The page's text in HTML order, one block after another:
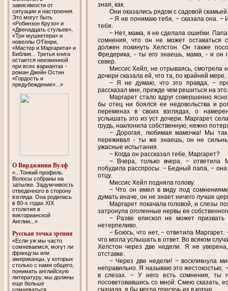
зависимости от
ситуации и настроения.
Это могут быть
«Робинзон Крузо» и
«Двенадцать стульев»,
«Три мушкетера» и
новеллы О'Генри,
«Мастер и Маргарита» и
Библия... Третья книга
остается неизменной
при всех вариантах -
роман Джейн Остин
«Гордость и
предубеждение»...»
O Вирджинии Вулф
«...Тонкий профиль.
Волосы собраны на
затылке. Задумчивость
отведенного в сторону
взгляда. Она родилась
в 80-х годах XIX
столетия в
викторианской
Англии...»
Русская точка зрения
«Если уж мы часто
сомневаемся, могут ли
французы или
американцы, у которых
столько с нами общего,
понимать английскую
литературу, мы должны
еще больше
сомневаться
зная, как.
Они оказались рядом с садовой
− Я не понимаю тебя, − сказала она.
тебя.
− Нет, мама, я не сделала ошибки. Папа
сомнения, что он не может оставаться
должен покинуть Хелстон. Он также
Фредерика, - ты его знаешь, мама, - и он
север.
Миссис Хейл, не отрываясь, смотрела
дочери сказала ей, что та, по крайней мере,
− Я не думаю, что это правда, −
рассказал мне, прежде чем решиться на это.
Маргарет стало вдруг совершенно
бы отец ни боялся ее недовольства и
переменах в своих взглядах, о
услышать это из уст дочери. Маргарет
грудь, наклонила собственную, нежно
− Дорогая, любимая мамочка! Мы
переживал - ты же знаешь, он не
ужасные испытания.
− Когда он рассказал тебе, Маргарет?
− Вчера, только вчера, − ответила
побудила расспросы. − Бедный папа, − она
отцу.
Миссис Хейл подняла голову.
− Что он имел в виду под
думать иначе, он не знает ничего лучше
Маргарет покачала головой, и слезы
затронула оголенные нервы ее
− Разве епископ не может
нетерпеливо.
− Боюсь, что нет, − ответила
что могла услышать в ответ. Во всяком
Хелстон через две недели. Я не
отставке.
− Через две недели! − воскликнула
неправильно. Я называю это жестокостью,
в слезах. − У него есть сомнения, ты
посоветовавшись со мной. Смею сказать,
сначала, я бы могла пресечь их в корне.